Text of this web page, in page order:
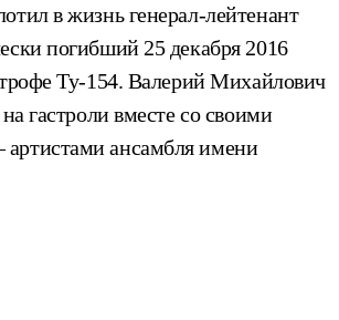
в жизнь генерал-лейтенант
погибший 25 декабря 2016
Ту-154. Валерий Михайлович
гастроли вместе со своими
ансамбля имени